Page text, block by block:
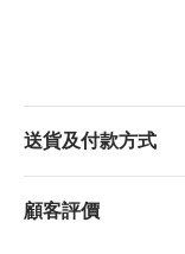
送貨及付款方式
顧客評價